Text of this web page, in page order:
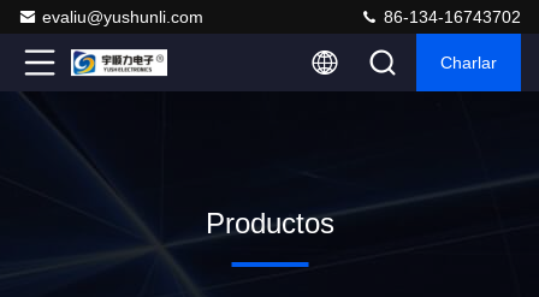
evaliu@yushunli.com 86-134-16743702
Charlar
Productos